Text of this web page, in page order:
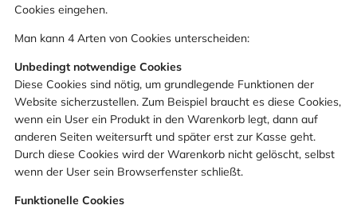
Cookies eingehen.
Man kann 4 Arten von Cookies unterscheiden:
Unbedingt notwendige Cookies
Diese Cookies sind nötig, um grundlegende Funktionen der
Website sicherzustellen. Zum Beispiel braucht es diese Cookies,
wenn ein User ein Produkt in den Warenkorb legt, dann auf
anderen Seiten weitersurft und später erst zur Kasse geht.
Durch diese Cookies wird der Warenkorb nicht gelöscht, selbst
wenn der User sein Browserfenster schließt.
Funktionelle Cookies